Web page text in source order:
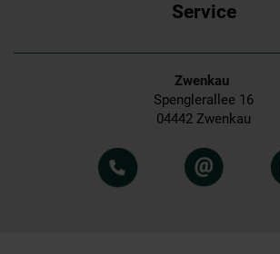
Service
Zwenkau
Spenglerallee 16
04442 Zwenkau